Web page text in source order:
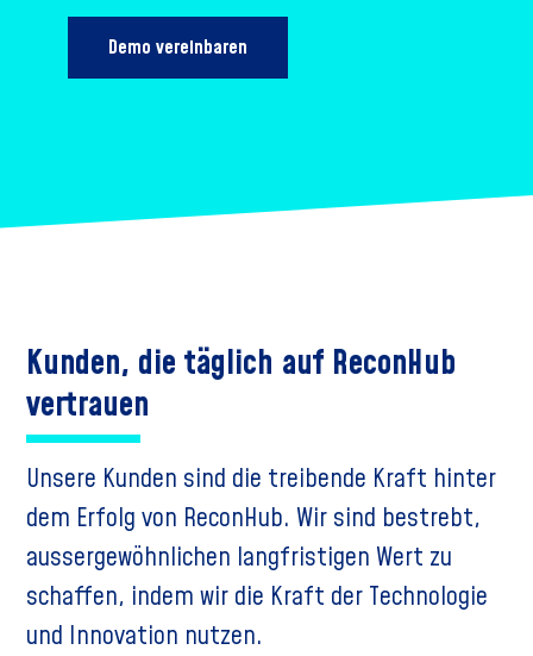
Demo vereinbaren
Kunden, die täglich auf ReconHub
vertrauen
Unsere Kunden sind die treibende Kraft hinter
dem Erfolg von ReconHub. Wir sind bestrebt,
aussergewöhnlichen langfristigen Wert zu
schaffen, indem wir die Kraft der Technologie
und Innovation nutzen.